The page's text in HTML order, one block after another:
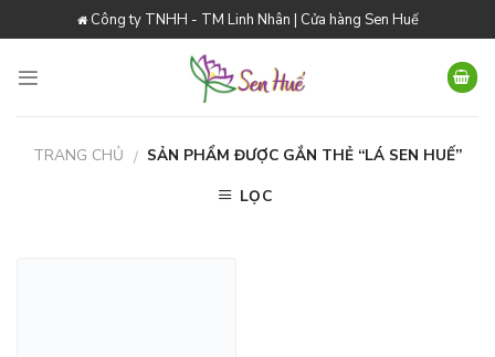
to
Công ty TNHH - TM Linh Nhân | Cửa hàng Sen Huế
TRANG CHỦ / SẢN PHẨM ĐƯỢC GẮN THẺ “LÁ SEN HUẾ”
LỌC